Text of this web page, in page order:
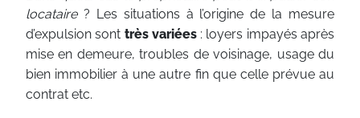
locataire? Les situations à l’origine de la mesure
d’expulsion sont très variées: loyers impayés après
mise en demeure, troubles de voisinage, usage du
bien immobilier à une autre fin que celle prévue au
contrat etc.